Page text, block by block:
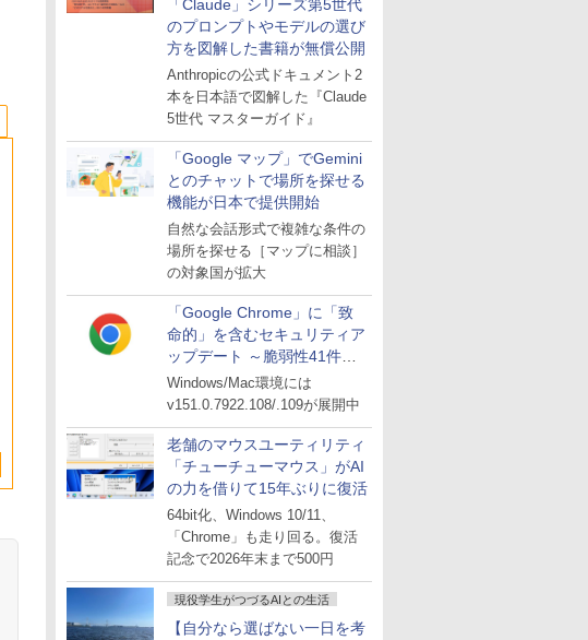
「Claude」シリーズ第5世代
のプロンプトやモデルの選び
方を図解した書籍が無償公開
Anthropicの公式ドキュメント2
本を日本語で図解した『Claude
5世代 マスターガイド』
「Google マップ」でGemini
とのチャットで場所を探せる
機能が日本で提供開始
自然な会話形式で複雑な条件の
場所を探せる［マップに相談］
の対象国が拡大
「Google Chrome」に「致
命的」を含むセキュリティア
ップデート ～脆弱性41件に
対処
Windows/Mac環境には
v151.0.7922.108/.109が展開中
老舗のマウスユーティリティ
「チューチューマウス」がAI
の力を借りて15年ぶりに復活
64bit化、Windows 10/11、
「Chrome」も走り回る。復活
記念で2026年末まで500円
現役学生がつづるAIとの生活
【自分なら選ばない一日を考